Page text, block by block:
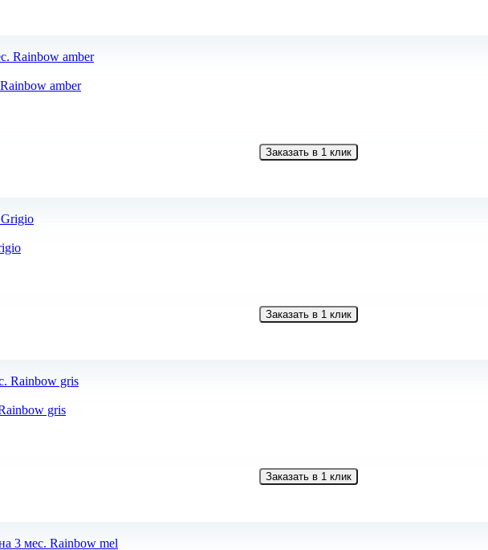
amber
Заказать в 1 клик
Заказать в 1 клик
gris
Заказать в 1 клик